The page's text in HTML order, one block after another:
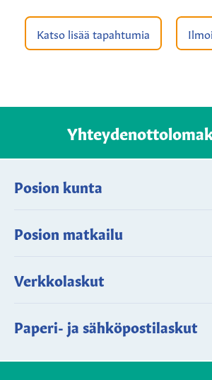
Katso lisää tapahtumia
Posion kunta
Posion matkailu
Verkkolaskut
Paperi- ja sähköpostilaskut